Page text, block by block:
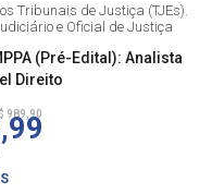
Tribunais de Justiça (TJEs).
e Oficial de Justiça
(Pré-Edital): Analista
Direito
989,90